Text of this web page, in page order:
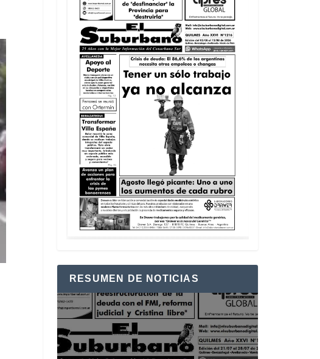
RESUMEN DE NOTICIAS
Reproductor
de
vídeo